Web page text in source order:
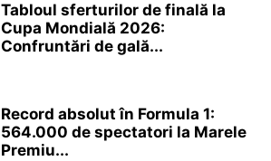
Tabloul sferturilor de finală la
Cupa Mondială 2026:
Confruntări de gală...
Record absolut în Formula 1:
564.000 de spectatori la Marele
Premiu...